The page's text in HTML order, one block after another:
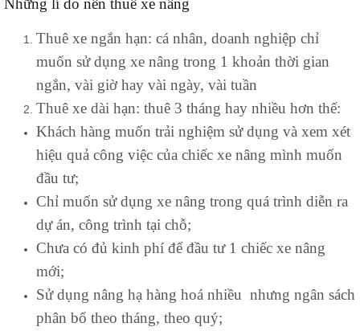
Những lí do nên thuê xe nâng
Thuê xe ngắn hạn: cá nhân, doanh nghiệp chỉ
muốn sử dụng xe nâng trong 1 khoản thời gian
ngắn, vài giờ hay vài ngày, vài tuần
Thuê xe dài hạn: thuê 3 tháng hay nhiều hơn thế:
Khách hàng muốn trải nghiệm sử dụng và xem xét
hiệu quả công việc của chiếc xe nâng mình muốn
đầu tư;
Chỉ muốn sử dụng xe nâng trong quá trình diễn ra
dự án, công trình tại chỗ;
Chưa có đủ kinh phí để đầu tư 1 chiếc xe nâng
mới;
Sử dụng nâng hạ hàng hoá nhiều nhưng ngân sách
phân bổ theo tháng, theo quý;